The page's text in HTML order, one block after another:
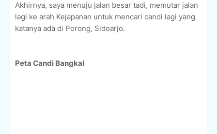
Akhirnya, saya menuju jalan besar tadi, memutar jalan
lagi ke arah Kejapanan untuk mencari candi lagi yang
katanya ada di Porong, Sidoarjo.
Peta Candi Bangkal